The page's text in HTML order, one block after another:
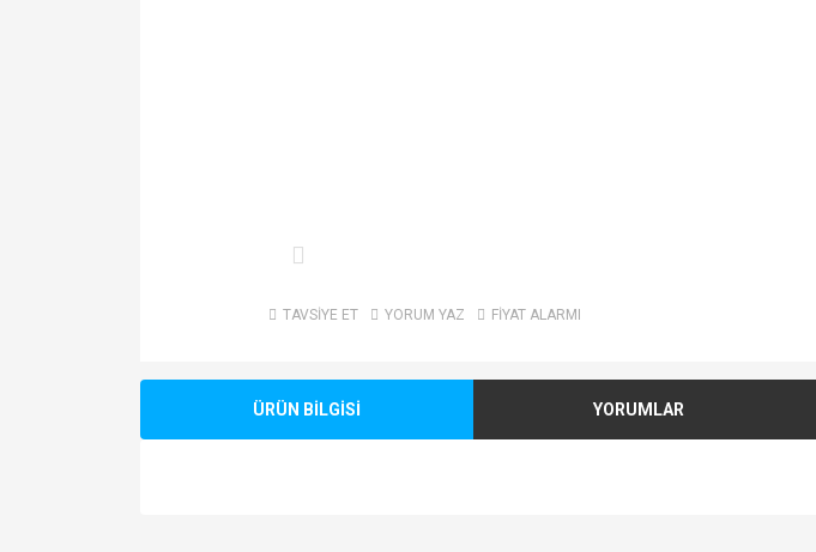
TAVSİYE ET YORUM YAZ FİYAT ALARMI
ÜRÜN BİLGİSİ YORUMLAR